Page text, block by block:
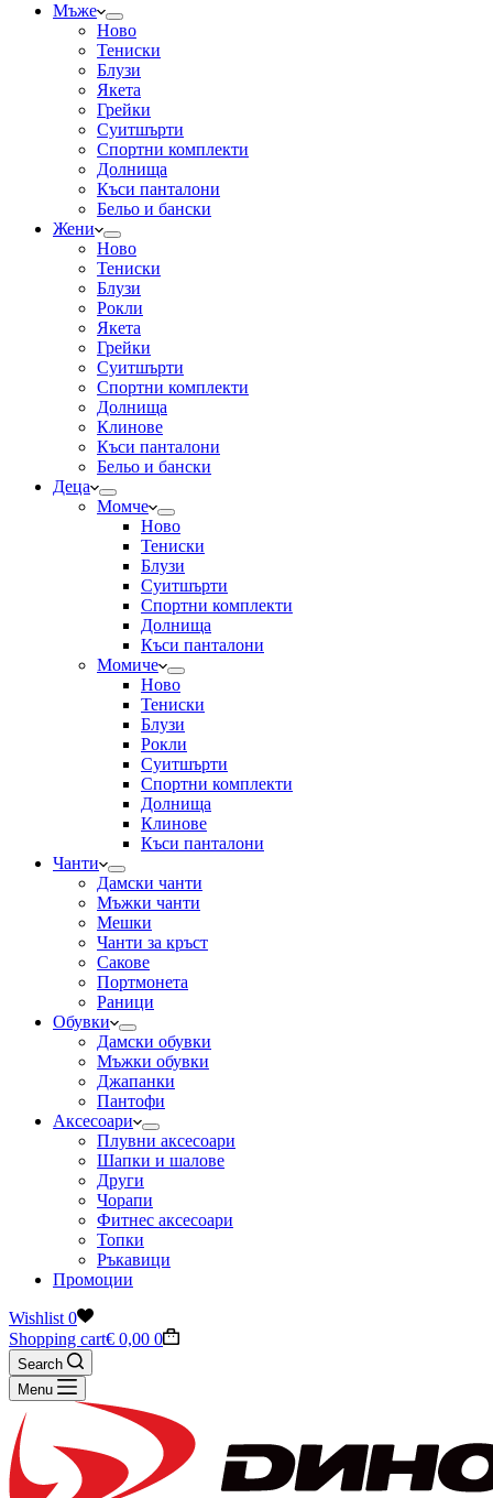
Мъже
Ново
Тениски
Блузи
Якета
Грейки
Суитшърти
Спортни комплекти
Долнища
Къси панталони
Бельо и бански
Жени
Ново
Тениски
Блузи
Рокли
Якета
Грейки
Суитшърти
Спортни комплекти
Долнища
Клинове
Къси панталони
Бельо и бански
Деца
Момче
Ново
Тениски
Блузи
Суитшърти
Спортни комплекти
Долнища
Къси панталони
Момиче
Ново
Тениски
Блузи
Рокли
Суитшърти
Спортни комплекти
Долнища
Клинове
Къси панталони
Чанти
Дамски чанти
Мъжки чанти
Мешки
Чанти за кръст
Сакове
Портмонета
Раници
Обувки
Дамски обувки
Мъжки обувки
Джапанки
Пантофи
Аксесоари
Плувни аксесоари
Шапки и шалове
Други
Чорапи
Фитнес аксесоари
Топки
Ръкавици
Промоции
Wishlist 0
Shopping cart€ 0,00 0
Search
Menu